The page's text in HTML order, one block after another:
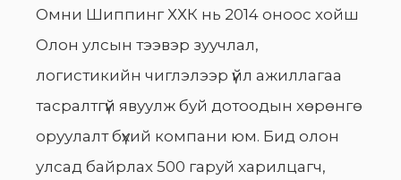
Омни Шиппинг ХХК нь 2014 оноос хойш
Олон улсын тээвэр зуучлал,
логистикийн чиглэлээр үйл ажиллагаа
тасралтгүй явуулж буй дотоодын хөрөнгө
оруулалт бүхий компани юм. Бид олон
улсад байрлах 500 гаруй харилцагч,